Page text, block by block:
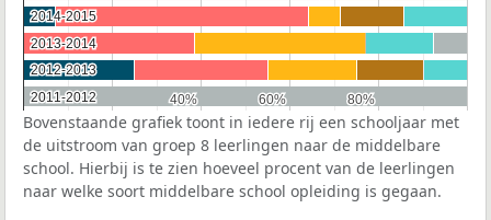
40%
40% 60%
60% 80%
80%
2014-2015
2014-2015
2013-2014
2013-2014
2012-2013
2012-2013
2011-2012
2011-2012
Bovenstaande grafiek toont in iedere rij een schooljaar met
de uitstroom van groep 8 leerlingen naar de middelbare
school. Hierbij is te zien hoeveel procent van de leerlingen
naar welke soort middelbare school opleiding is gegaan.